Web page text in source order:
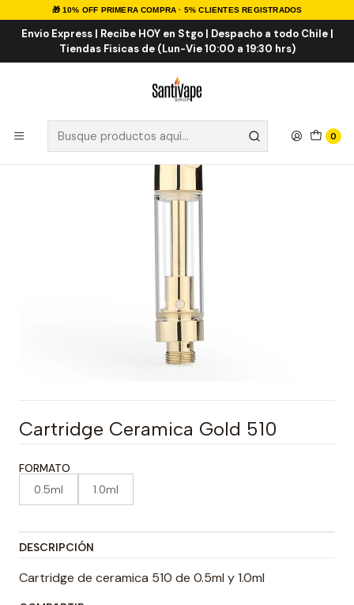
🎁 10% OFF PRIMERA COMPRA · 5% CLIENTES REGISTRADOS
Envio Express | Recibe HOY en Stgo | Despacho a todo Chile |
Tiendas Fisicas de (Lun-Vie 10:00 a 19:30 hrs)
0
Inicio HERBALES Cartridge Cartridge Ceramica Gold 510
Cartridge Ceramica Gold 510
FORMATO
0.5ml 1.0ml
DESCRIPCIÓN
Cartridge de ceramica 510 de 0.5ml y 1.0ml